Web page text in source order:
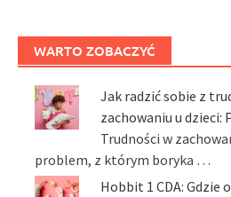
WARTO ZOBACZYĆ
Jak radzić sobie z
zachowaniu u dzieci:
Trudności w
problem, z którym boryka …
Hobbit 1 CDA: Gdzie